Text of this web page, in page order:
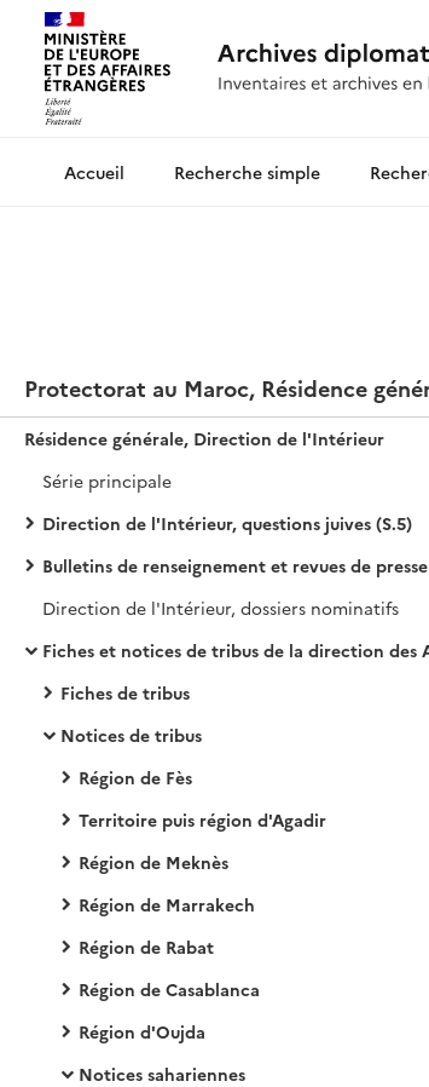
Archives diplomatiquesRecherche simple
Résidence générale, Direction de l'Intérieur
Série principale
Direction de l'Intérieur, questions juives (S.5)
Bulletins de renseignement et revues de presse
Direction de l'Intérieur, dossiers nominatifs
Fiches et notices de tribus de la direction des Affaires indigènes
Fiches de tribus
Notices de tribus
Région de Fès
Territoire puis région d'Agadir
Région de Meknès
Région de Marrakech
Région de Rabat
Région de Casablanca
Région d'Oujda
Notices sahariennes